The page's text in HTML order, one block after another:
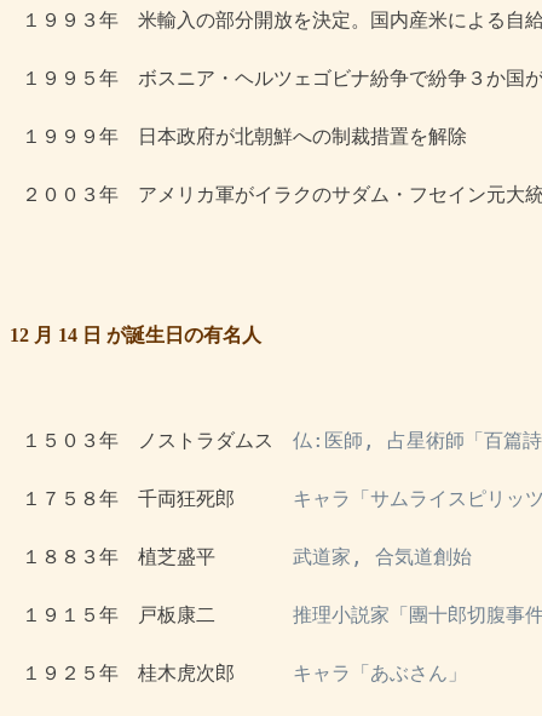
12 月 14 日 が誕生日の有名人
１５０３年　ノストラダムス 仏:医師, 占星術師「百篇詩
１７５８年　千両狂死郎 キャラ「サムライスピリッ
１８８３年　植芝盛平 武道家, 合気道創始
１９１５年　戸板康二 推理小説家「團十郎切腹事
１９２５年　桂木虎次郎 キャラ「あぶさん」